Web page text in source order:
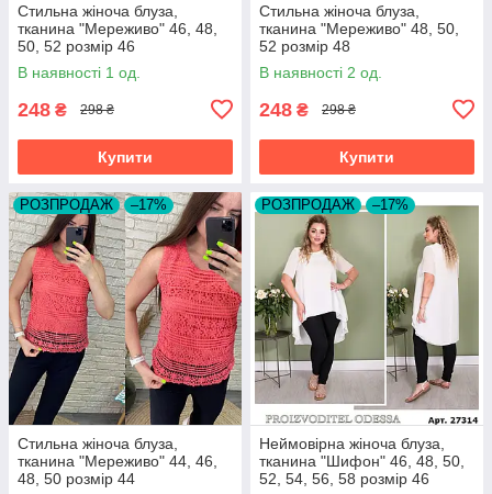
Стильна жіноча блуза,
тканина "Мереживо" 46, 48,
50, 52 розмір 46
В наявності 1 од.
248 ₴ 298 ₴
Купити
Стильна жіноча блуза,
тканина "Мереживо" 48, 50,
52 розмір 48
В наявності 2 од.
248 ₴ 298 ₴
Купити
РОЗПРОДАЖ –17%
Стильна жіноча блуза,
тканина "Мереживо" 44, 46,
48, 50 розмір 44
РОЗПРОДАЖ –17%
Неймовірна жіноча блуза,
тканина "Шифон" 46, 48, 50,
52, 54, 56, 58 розмір 46